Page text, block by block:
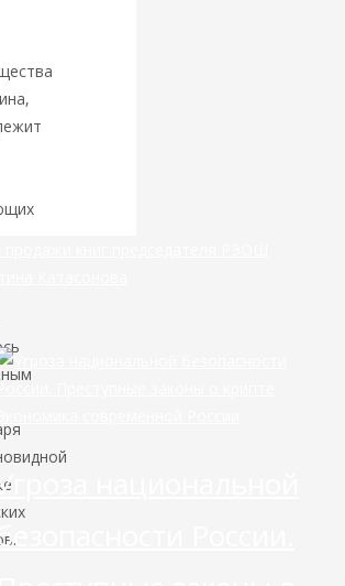
книг председателя РЭОШ
Катасонова
национальной
России.